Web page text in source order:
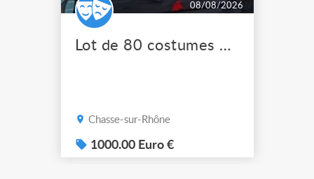
08/08/2026
Lot de 80 costumes de scène pro
Chasse-sur-Rhône
1000.00 Euro €